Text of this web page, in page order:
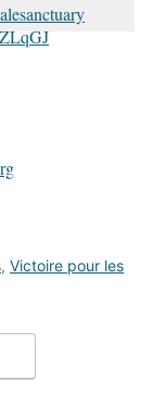
, Victoire pour les